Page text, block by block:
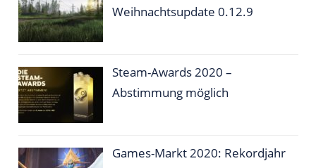
Weihnachtsupdate 0.12.9
Steam-Awards 2020 –
Abstimmung möglich
Games-Markt 2020: Rekordjahr